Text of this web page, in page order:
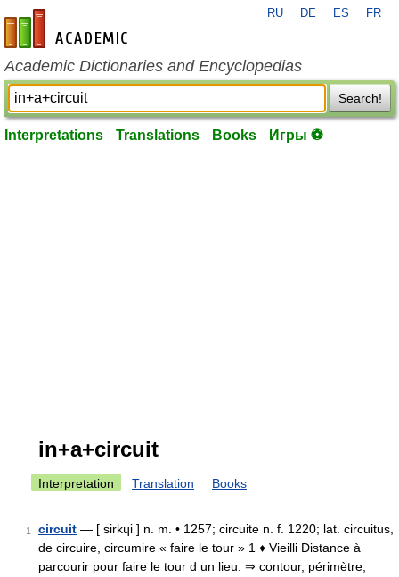
en-academic.com
RU DE ES FR
Academic Dictionaries and Encyclopedias
Search!
Interpretations Translations Books Игры ⚽
in+a+circuit
Interpretation Translation Books
1 circuit — [ sirkɥi ] n. m. • 1257; circuite n. f. 1220; lat. circuitus,
de circuire, circumire « faire le tour » 1 ♦ Vieilli Distance à
parcourir pour faire le tour d un lieu. ⇒ contour, périmètre,